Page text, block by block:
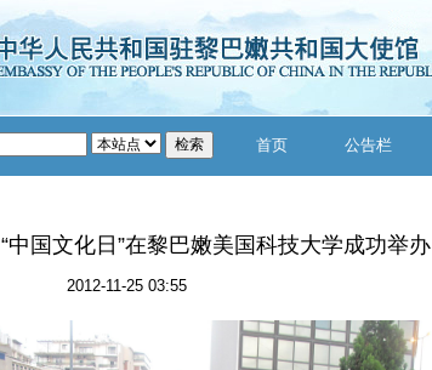
首页 公告栏
“中国文化日”在黎巴嫩美国科技大学成功举办
2012-11-25 03:55